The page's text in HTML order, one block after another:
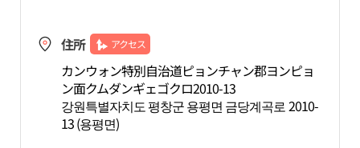
住所 アクセス
カンウォン特別自治道ピョンチャン郡ヨンピョ
ン面クムダンギェゴクロ2010-13
강원특별자치도 평창군 용평면 금당계곡로 2010-
13 (용평면)